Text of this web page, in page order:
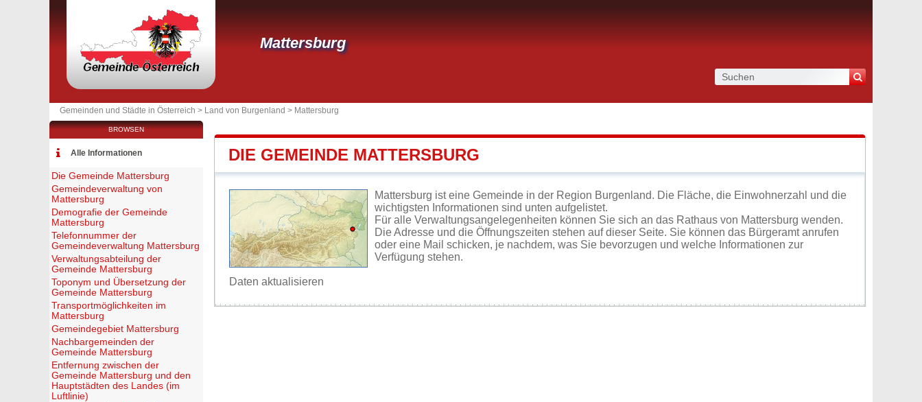
Mattersburg
Gemeinden und Städte in Österreich > Land von Burgenland > Mattersburg
DIE GEMEINDE MATTERSBURG
Mattersburg ist eine Gemeinde in der Region Burgenland. Die Fläche, die Einwohnerzahl und die
wichtigsten Informationen sind unten aufgelistet.
Für alle Verwaltungsangelegenheiten können Sie sich an das Rathaus von Mattersburg wenden.
Die Adresse und die Öffnungszeiten stehen auf dieser Seite. Sie können das Bürgeramt anrufen
oder eine Mail schicken, je nachdem, was Sie bevorzugen und welche Informationen zur
Verfügung stehen.
Daten aktualisieren
BROWSEN
Alle Informationen
Die Gemeinde Mattersburg
Gemeindeverwaltung von
Mattersburg
Demografie der Gemeinde
Mattersburg
Telefonnummer der
Gemeindeverwaltung Mattersburg
Verwaltungsabteilung der
Gemeinde Mattersburg
Toponym und Übersetzung der
Gemeinde Mattersburg
Transportmöglichkeiten im
Mattersburg
Gemeindegebiet Mattersburg
Nachbargemeinden der
Gemeinde Mattersburg
Entfernung zwischen der
Gemeinde Mattersburg und den
Hauptstädten des Landes (im
Luftlinie)